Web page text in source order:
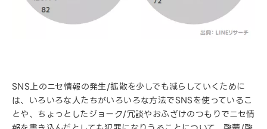
SNS上のニセ情報の発生/拡散を少しでも減らしていくために
は、いろいろな人たちがいろいろな方法でSNSを使っているこ
とや、ちょっとしたジョーク/冗談やおふざけのつもりでニセ情